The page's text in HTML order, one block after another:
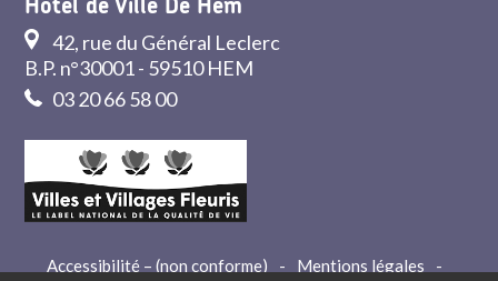
Hôtel de Ville De Hem
42, rue du Général Leclerc
B.P. n°30001 - 59510 HEM
03 20 66 58 00
Accessibilité – (non conforme) - Mentions légales
-